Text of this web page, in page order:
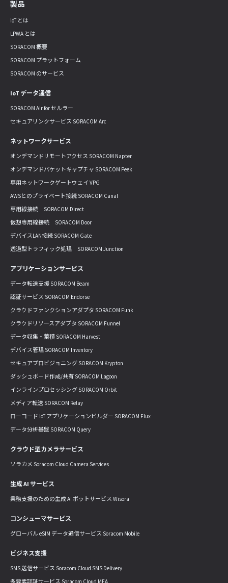
製品
IoT とは
LPWA とは
SORACOM 概要
SORACOM プラットフォーム
SORACOM のサービス
IoT データ通信
SORACOM Air for セルラー
セキュアリンクサービス SORACOM Arc
ネットワークサービス
オンデマンドリモートアクセス SORACOM Napter
オンデマンドパケットキャプチャ SORACOM Peek
専用ネットワークゲートウェイ VPG
AWSとのプライベート接続 SORACOM Canal
専用線接続 SORACOM Direct
仮想専用線接続 SORACOM Door
デバイスLAN接続 SORACOM Gate
透過型トラフィック処理 SORACOM Junction
アプリケーションサービス
データ転送支援 SORACOM Beam
認証サービス SORACOM Endorse
クラウドファンクションアダプタ SORACOM Funk
クラウドリソースアダプタ SORACOM Funnel
データ収集・蓄積 SORACOM Harvest
デバイス管理 SORACOM Inventory
セキュアプロビジョニング SORACOM Krypton
ダッシュボード作成/共有 SORACOM Lagoon
インラインプロセッシング SORACOM Orbit
メディア転送 SORACOM Relay
ローコード IoT アプリケーションビルダー SORACOM Flux
データ分析基盤 SORACOM Query
クラウド型カメラサービス
ソラカメ Soracom Cloud Camera Services
生成 AI サービス
業務支援のための生成 AI ボットサービス Wisora
コンシューマサービス
グローバル eSIM データ通信サービス Soracom Mobile
ビジネス支援
SMS 送信サービス Soracom Cloud SMS Delivery
多要素認証サービス Soracom Cloud MFA